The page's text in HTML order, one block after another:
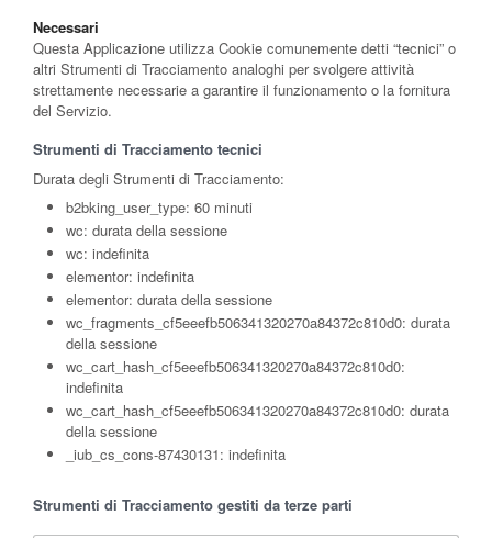
Necessari
Questa Applicazione utilizza Cookie comunemente detti “tecnici” o
altri Strumenti di Tracciamento analoghi per svolgere attività
strettamente necessarie a garantire il funzionamento o la fornitura
del Servizio.
Strumenti di Tracciamento tecnici
Durata degli Strumenti di Tracciamento:
b2bking_user_type: 60 minuti
wc: durata della sessione
wc: indefinita
elementor: indefinita
elementor: durata della sessione
wc_fragments_cf5eeefb506341320270a84372c810d0: durata
della sessione
wc_cart_hash_cf5eeefb506341320270a84372c810d0:
indefinita
wc_cart_hash_cf5eeefb506341320270a84372c810d0: durata
della sessione
_iub_cs_cons-87430131: indefinita
Strumenti di Tracciamento gestiti da terze parti